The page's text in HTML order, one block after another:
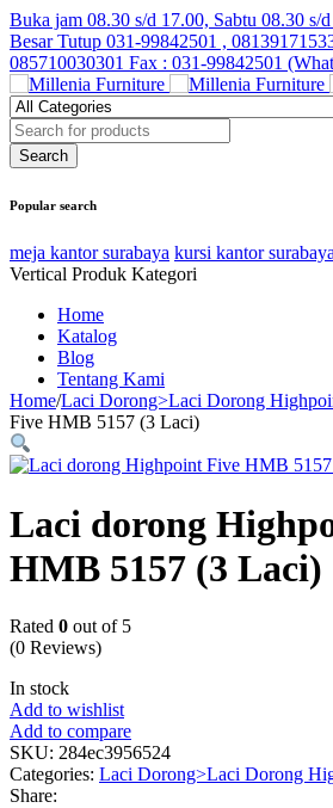
Buka jam 08.30 s/d 17.00, Sabtu 08.30
Besar Tutup 031-99842501 ,
085710030301 Fax : 031-99842501
Popular search
meja kantor surabaya kursi kantor surabaya
Vertical Produk Kategori
Home
Katalog
Blog
Tentang Kami
Home/Laci Dorong>Laci Dorong
Five HMB 5157 (3 Laci)
Laci dorong
HMB 5157 (3 Laci)
Rated 0 out of 5
(0 Reviews)
In stock
Add to wishlist
Add to compare
SKU: 284ec3956524
Categories: Laci Dorong>Laci Dorong
Share: